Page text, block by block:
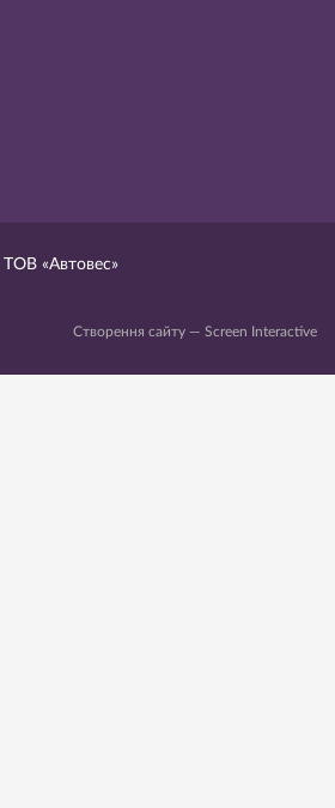
ТОВ «Автовес»
Створення сайту — Screen Interactive